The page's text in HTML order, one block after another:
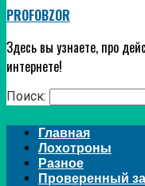
PROFOBZOR
Здесь вы узнаете, про
интернете!
Поиск:
Главная
Лохотроны
Разное
Проверенный